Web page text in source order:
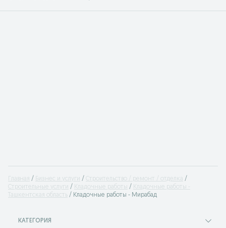
Главная Бизнес и услуги
Строительство / ремонт / отделка
Cтроительные услуги
Кладочные работы
Кладочные работы -
Ташкентская область
Кладочные работы - Мирабад
КАТЕГОРИЯ